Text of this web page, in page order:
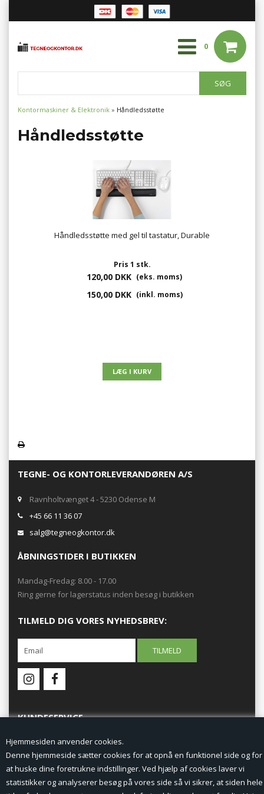
Hjemmesiden anvender cookies.
Denne hjemmeside sætter cookies for at opnå en funktionel side og for
at huske dine foretrukne indstillinger. Ved hjælp af cookies laver vi
statistikker og analyserer besøg på vores side så vi sikrer, at siden hele
0
Kontormaskiner & Elektronik » Håndledsstøtte
Håndledsstøtte
Håndledsstøtte med gel til tastatur, Durable
Pris 1 stk.
120,00 DKK (eks. moms)
150,00 DKK (inkl. moms)
TEGNE- OG KONTORLEVERANDØREN A/S
Ravnholtvænget 4 - 5230 Odense M
+45 66 11 36 07
salg@tegneogkontor.dk
ÅBNINGSTIDER I BUTIKKEN
Mandag-Fredag: 8.00 - 17.00
Ring gerne for lagerstatus inden besøg i butikken
TILMELD DIG VORES NYHEDSBREV:
KUNDESERVICE
Min Konto